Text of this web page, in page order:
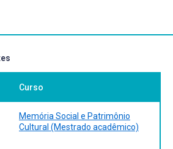
Curso
Memória Social e Patrimônio
Cultural (Mestrado acadêmico)